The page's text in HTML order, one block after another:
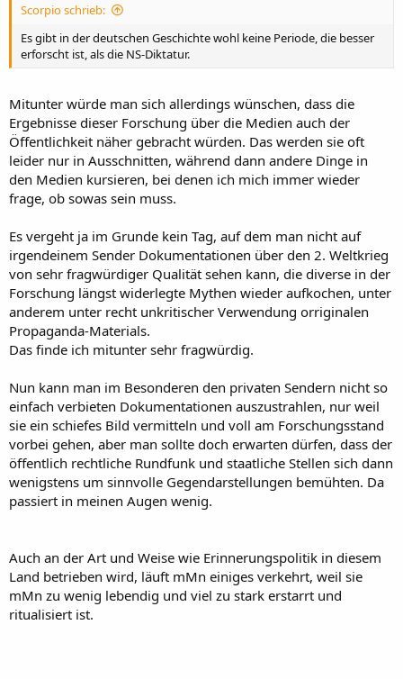
Scorpio schrieb:
Es gibt in der deutschen Geschichte wohl keine Periode, die besser
erforscht ist, als die NS-Diktatur.
Mitunter würde man sich allerdings wünschen, dass die
Ergebnisse dieser Forschung über die Medien auch der
Öffentlichkeit näher gebracht würden. Das werden sie oft
leider nur in Ausschnitten, während dann andere Dinge in
den Medien kursieren, bei denen ich mich immer wieder
frage, ob sowas sein muss.
Es vergeht ja im Grunde kein Tag, auf dem man nicht auf
irgendeinem Sender Dokumentationen über den 2. Weltkrieg
von sehr fragwürdiger Qualität sehen kann, die diverse in der
Forschung längst widerlegte Mythen wieder aufkochen, unter
anderem unter recht unkritischer Verwendung orriginalen
Propaganda-Materials.
Das finde ich mitunter sehr fragwürdig.
Nun kann man im Besonderen den privaten Sendern nicht so
einfach verbieten Dokumentationen auszustrahlen, nur weil
sie ein schiefes Bild vermitteln und voll am Forschungsstand
vorbei gehen, aber man sollte doch erwarten dürfen, dass der
öffentlich rechtliche Rundfunk und staatliche Stellen sich dann
wenigstens um sinnvolle Gegendarstellungen bemühten. Da
passiert in meinen Augen wenig.
Auch an der Art und Weise wie Erinnerungspolitik in diesem
Land betrieben wird, läuft mMn einiges verkehrt, weil sie
mMn zu wenig lebendig und viel zu stark erstarrt und
ritualisiert ist.